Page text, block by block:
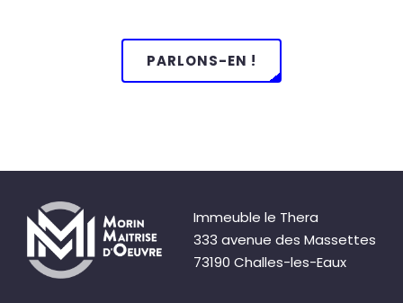
PARLONS-EN !
Immeuble le Thera
333 avenue des Massettes
73190 Challes-les-Eaux